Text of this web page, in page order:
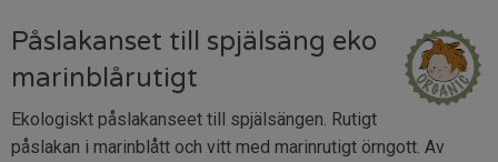
Påslakanset till spjälsäng eko
marinblårutigt
Ekologiskt påslakanseet till spjälsängen. Rutigt
påslakan i marinblått och vitt med marinrutigt örngott. Av